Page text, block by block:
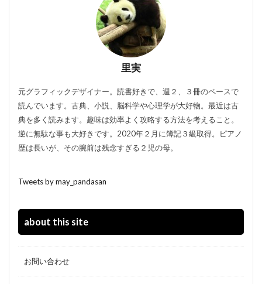
里実
元グラフィックデザイナー。読書好きで、週２、３冊のペースで
読んでいます。古典、小説、脳科学や心理学が大好物。最近は古
典を多く読みます。趣味は効率よく攻略する方法を考えること。
逆に無駄な事も大好きです。2020年２月に簿記３級取得。ピアノ
歴は長いが、その腕前は残念すぎる２児の母。
Tweets by may_pandasan
about this site
お問い合わせ